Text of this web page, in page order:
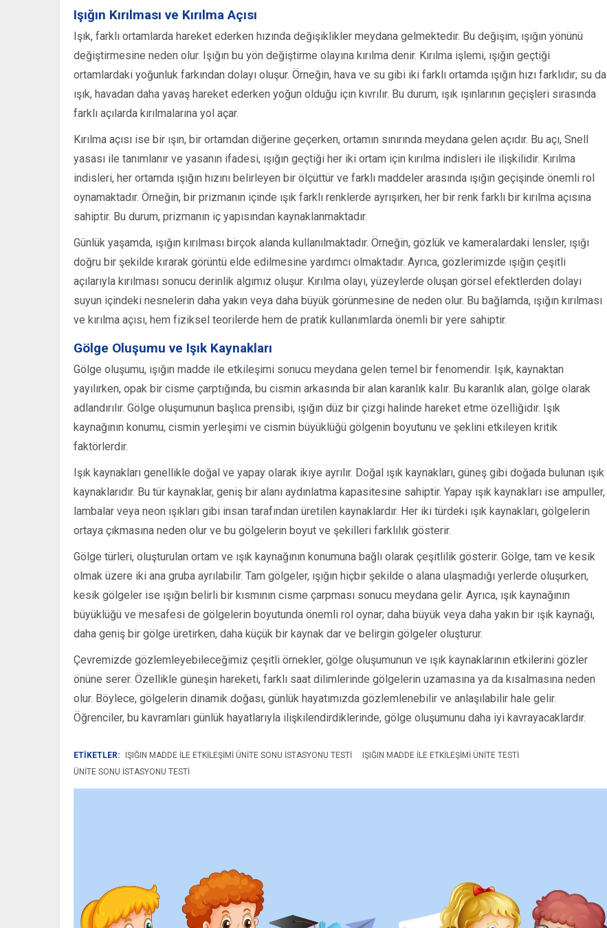
Işığın Kırılması ve Kırılma Açısı
Işık, farklı ortamlarda hareket ederken hızında değişiklikler meydana gelmektedir. Bu değişim, ışığın yönünü
değiştirmesine neden olur. Işığın bu yön değiştirme olayına kırılma denir. Kırılma işlemi, ışığın geçtiği
ortamlardaki yoğunluk farkından dolayı oluşur. Örneğin, hava ve su gibi iki farklı ortamda ışığın hızı farklıdır; su da
ışık, havadan daha yavaş hareket ederken yoğun olduğu için kıvrılır. Bu durum, ışık ışınlarının geçişleri sırasında
farklı açılarda kırılmalarına yol açar.
Kırılma açısı ise bir ışın, bir ortamdan diğerine geçerken, ortamın sınırında meydana gelen açıdır. Bu açı, Snell
yasası ile tanımlanır ve yasanın ifadesi, ışığın geçtiği her iki ortam için kırılma indisleri ile ilişkilidir. Kırılma
indisleri, her ortamda ışığın hızını belirleyen bir ölçüttür ve farklı maddeler arasında ışığın geçişinde önemli rol
oynamaktadır. Örneğin, bir prizmanın içinde ışık farklı renklerde ayrışırken, her bir renk farklı bir kırılma açısına
sahiptir. Bu durum, prizmanın iç yapısından kaynaklanmaktadır.
Günlük yaşamda, ışığın kırılması birçok alanda kullanılmaktadır. Örneğin, gözlük ve kameralardaki lensler, ışığı
doğru bir şekilde kırarak görüntü elde edilmesine yardımcı olmaktadır. Ayrıca, gözlerimizde ışığın çeşitli
açılarıyla kırılması sonucu derinlik algımız oluşur. Kırılma olayı, yüzeylerde oluşan görsel efektlerden dolayı
suyun içindeki nesnelerin daha yakın veya daha büyük görünmesine de neden olur. Bu bağlamda, ışığın kırılması
ve kırılma açısı, hem fiziksel teorilerde hem de pratik kullanımlarda önemli bir yere sahiptir.
Gölge Oluşumu ve Işık Kaynakları
Gölge oluşumu, ışığın madde ile etkileşimi sonucu meydana gelen temel bir fenomendir. Işık, kaynaktan
yayılırken, opak bir cisme çarptığında, bu cismin arkasında bir alan karanlık kalır. Bu karanlık alan, gölge olarak
adlandırılır. Gölge oluşumunun başlıca prensibi, ışığın düz bir çizgi halinde hareket etme özelliğidir. Işık
kaynağının konumu, cismin yerleşimi ve cismin büyüklüğü gölgenin boyutunu ve şeklini etkileyen kritik
faktörlerdir.
Işık kaynakları genellikle doğal ve yapay olarak ikiye ayrılır. Doğal ışık kaynakları, güneş gibi doğada bulunan ışık
kaynaklarıdır. Bu tür kaynaklar, geniş bir alanı aydınlatma kapasitesine sahiptir. Yapay ışık kaynakları ise ampuller,
lambalar veya neon ışıkları gibi insan tarafından üretilen kaynaklardır. Her iki türdeki ışık kaynakları, gölgelerin
ortaya çıkmasına neden olur ve bu gölgelerin boyut ve şekilleri farklılık gösterir.
Gölge türleri, oluşturulan ortam ve ışık kaynağının konumuna bağlı olarak çeşitlilik gösterir. Gölge, tam ve kesik
olmak üzere iki ana gruba ayrılabilir. Tam gölgeler, ışığın hiçbir şekilde o alana ulaşmadığı yerlerde oluşurken,
kesik gölgeler ise ışığın belirli bir kısmının cisme çarpması sonucu meydana gelir. Ayrıca, ışık kaynağının
büyüklüğü ve mesafesi de gölgelerin boyutunda önemli rol oynar; daha büyük veya daha yakın bir ışık kaynağı,
daha geniş bir gölge üretirken, daha küçük bir kaynak dar ve belirgin gölgeler oluşturur.
Çevremizde gözlemleyebileceğimiz çeşitli örnekler, gölge oluşumunun ve ışık kaynaklarının etkilerini gözler
önüne serer. Özellikle güneşin hareketi, farklı saat dilimlerinde gölgelerin uzamasına ya da kısalmasına neden
olur. Böylece, gölgelerin dinamik doğası, günlük hayatımızda gözlemlenebilir ve anlaşılabilir hale gelir.
Öğrenciler, bu kavramları günlük hayatlarıyla ilişkilendirdiklerinde, gölge oluşumunu daha iyi kavrayacaklardır.
ETİKETLER: IŞIĞIN MADDE ILE ETKILEŞIMI ÜNITE SONU İSTASYONU TESTI
IŞIĞIN MADDE ILE ETKILEŞIMI ÜNITE TESTI
ÜNITE SONU İSTASYONU TESTI